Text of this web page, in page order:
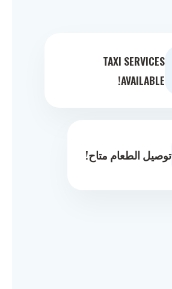
TAXI SERVICES
AVAILABLE!
توصيل الطعام متاح!